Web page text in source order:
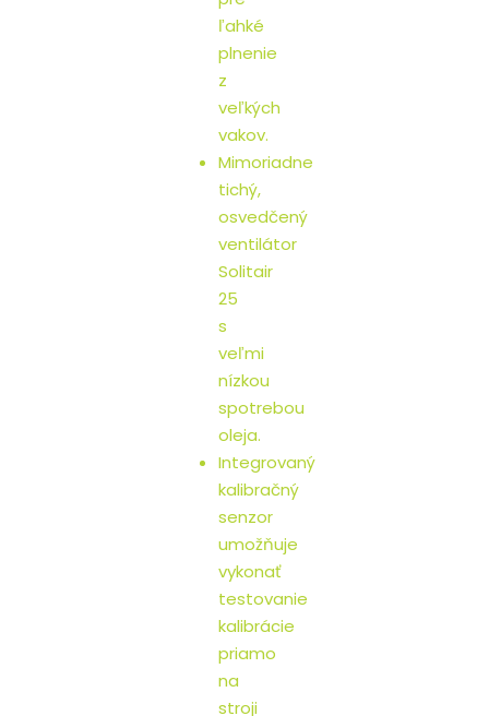
ľahké
plnenie
z
veľkých
vakov.
Mimoriadne
tichý,
osvedčený
ventilátor
Solitair
25
s
veľmi
nízkou
spotrebou
oleja.
Integrovaný
kalibračný
senzor
umožňuje
vykonať
testovanie
kalibrácie
priamo
na
stroji